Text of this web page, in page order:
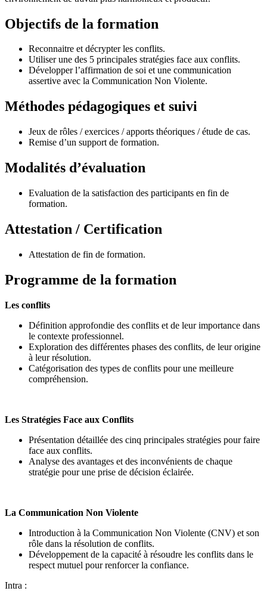
Objectifs de la formation
Reconnaitre et décrypter les conflits.
Utiliser une des 5 principales stratégies face aux conflits.
Développer l’affirmation de soi et une communication
assertive avec la Communication Non Violente.
Méthodes pédagogiques et suivi
Jeux de rôles / exercices / apports théoriques / étude de cas.
Remise d’un support de formation.
Modalités d’évaluation
Evaluation de la satisfaction des participants en fin de
formation.
Attestation / Certification
Attestation de fin de formation.
Programme de la formation
Les conflits
Définition approfondie des conflits et de leur importance dans
le contexte professionnel.
Exploration des différentes phases des conflits, de leur origine
à leur résolution.
Catégorisation des types de conflits pour une meilleure
compréhension.
Les Stratégies Face aux Conflits
Présentation détaillée des cinq principales stratégies pour faire
face aux conflits.
Analyse des avantages et des inconvénients de chaque
stratégie pour une prise de décision éclairée.
La Communication Non Violente
Introduction à la Communication Non Violente (CNV) et son
rôle dans la résolution de conflits.
Développement de la capacité à résoudre les conflits dans le
respect mutuel pour renforcer la confiance.
Intra :